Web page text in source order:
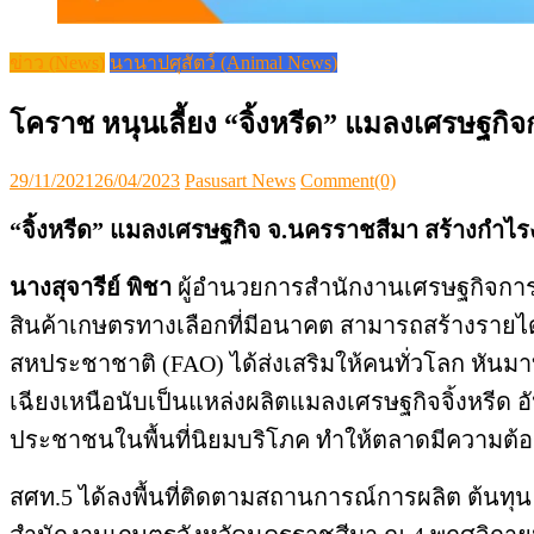
ข่าว (News) นานาปศุสัตว์ (Animal News)
โคราช หนุนเลี้ยง “จิ้งหรีด” แมลงเศรษฐกิจ
Posted
29/11/2021 26/04/2023 Author
Pasusart News Comment(0)
“จิ้งหรีด” แมลงเศรษฐกิจ จ.นครราชสีมา สร้างกำไ
นางสุจารีย์ พิชา ผู้อำนวยการสำนักงานเศรษฐกิจก
สินค้าเกษตรทางเลือกที่มีอนาคต สามารถสร้างราย
สหประชาชาติ (FAO) ได้ส่งเสริมให้คนทั่วโลก หัน
เฉียงเหนือนับเป็นแหล่งผลิตแมลงเศรษฐกิจจิ้งหรีด
ประชาชนในพื้นที่นิยมบริโภค ทำให้ตลาดมีความต้
สศท.5 ได้ลงพื้นที่ติดตามสถานการณ์การผลิต ต้นทุ